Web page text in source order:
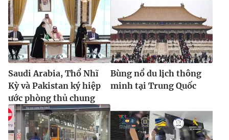
Saudi Arabia, Thổ Nhĩ
Kỳ và Pakistan ký hiệp
ước phòng thủ chung
Bùng nổ du lịch thông
minh tại Trung Quốc